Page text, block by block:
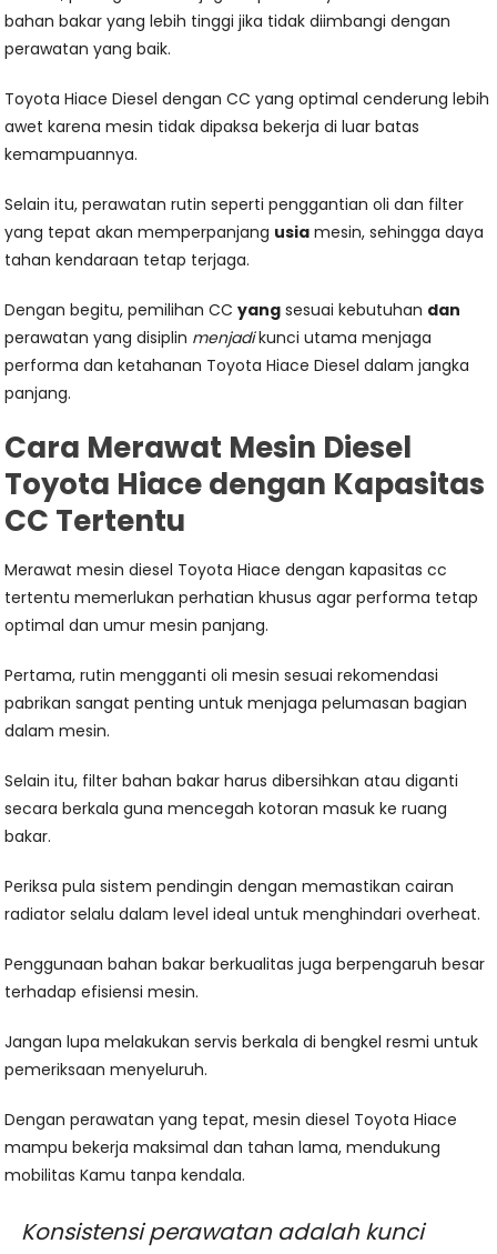
bahan bakar yang lebih tinggi jika tidak diimbangi dengan
perawatan yang baik.
Toyota Hiace Diesel dengan CC yang optimal cenderung lebih
awet karena mesin tidak dipaksa bekerja di luar batas
kemampuannya.
Selain itu, perawatan rutin seperti penggantian oli dan filter
yang tepat akan memperpanjang usia mesin, sehingga daya
tahan kendaraan tetap terjaga.
Dengan begitu, pemilihan CCyang sesuai kebutuhan dan
perawatan yang disiplin menjadikunci utama menjaga
performa dan ketahanan Toyota Hiace Diesel dalam jangka
panjang.
Cara Merawat Mesin Diesel
Toyota Hiace dengan Kapasitas
CC Tertentu
Merawat mesin diesel Toyota Hiace dengan kapasitas cc
tertentu memerlukan perhatian khusus agar performa tetap
optimal dan umur mesin panjang.
Pertama, rutin mengganti oli mesin sesuai rekomendasi
pabrikan sangat penting untuk menjaga pelumasan bagian
dalam mesin.
Selain itu, filter bahan bakar harus dibersihkan atau diganti
secara berkala guna mencegah kotoran masuk ke ruang
bakar.
Periksa pula sistem pendingin dengan memastikan cairan
radiator selalu dalam level ideal untuk menghindari overheat.
Penggunaan bahan bakar berkualitas juga berpengaruh besar
terhadap efisiensi mesin.
Jangan lupa melakukan servis berkala di bengkel resmi untuk
pemeriksaan menyeluruh.
Dengan perawatan yang tepat, mesin diesel Toyota Hiace
mampu bekerja maksimal dan tahan lama, mendukung
mobilitas Kamu tanpa kendala.
Konsistensi perawatan adalah kunci